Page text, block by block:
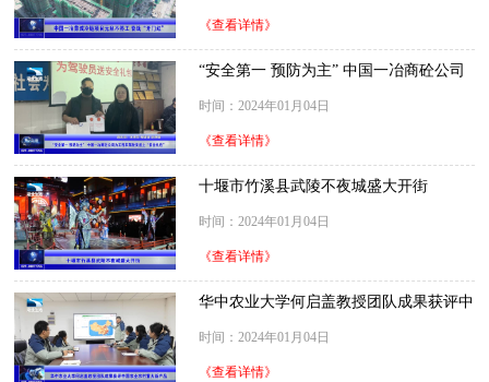
《查看详情》
“安全第一 预防为主” 中国一冶商砼公司
时间：2024年01月04日
《查看详情》
十堰市竹溪县武陵不夜城盛大开街
时间：2024年01月04日
《查看详情》
华中农业大学何启盖教授团队成果获评中
时间：2024年01月04日
《查看详情》